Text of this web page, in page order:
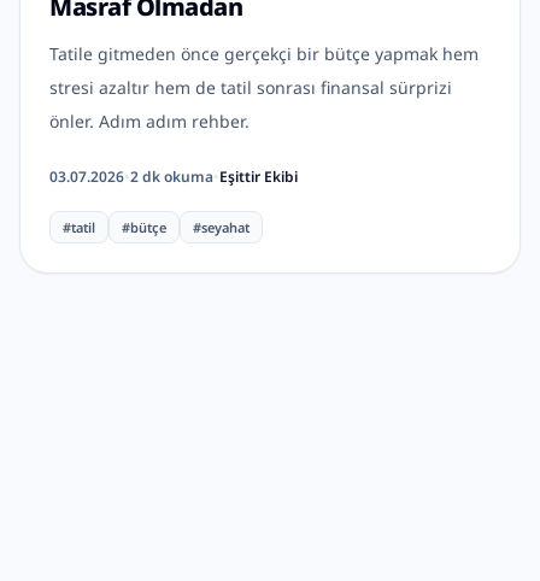
Masraf Olmadan
Tatile gitmeden önce gerçekçi bir bütçe yapmak hem
stresi azaltır hem de tatil sonrası finansal sürprizi
önler. Adım adım rehber.
03.07.2026•2dk okuma•Eşittir Ekibi
#tatil #bütçe #seyahat